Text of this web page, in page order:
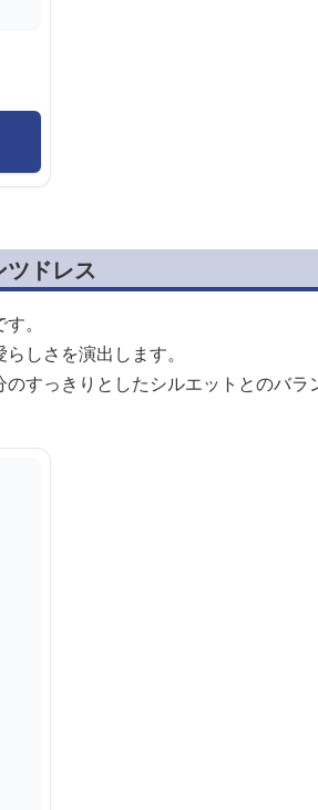
ドレス
。
しさを演出します。
すっきりとしたシルエットとのバラ